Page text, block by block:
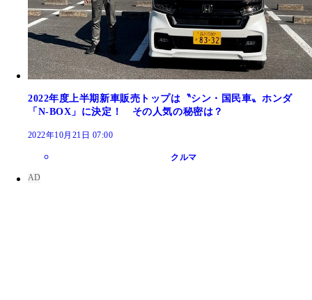
2022年度上半期新車販売トップは〝シン・国民車〟ホンダ
「N-BOX」に決定！ その人気の秘密は？
2022年10月21日 07:00
クルマ